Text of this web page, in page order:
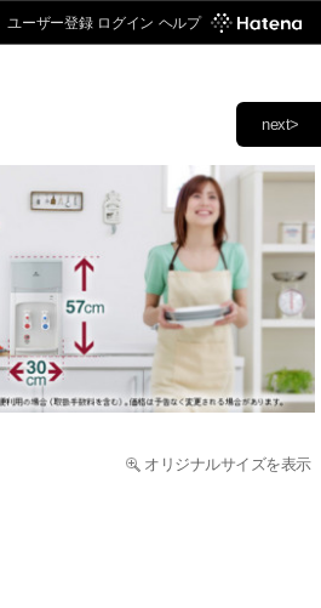
ユーザー登録 ログイン ヘルプ
next>
オリジナルサイズを表示